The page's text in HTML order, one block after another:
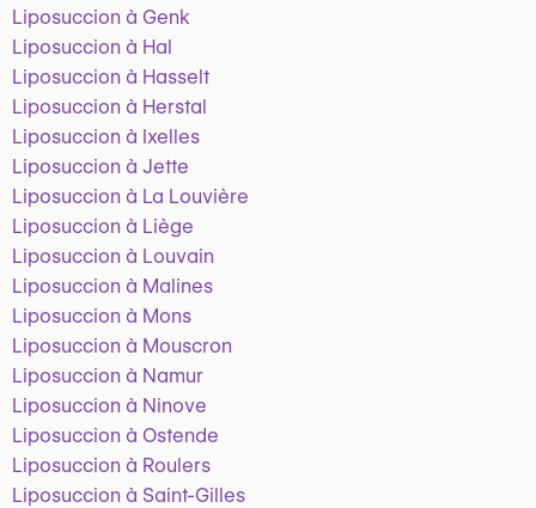
Liposuccion à Genk
Liposuccion à Hal
Liposuccion à Hasselt
Liposuccion à Herstal
Liposuccion à Ixelles
Liposuccion à Jette
Liposuccion à La Louvière
Liposuccion à Liège
Liposuccion à Louvain
Liposuccion à Malines
Liposuccion à Mons
Liposuccion à Mouscron
Liposuccion à Namur
Liposuccion à Ninove
Liposuccion à Ostende
Liposuccion à Roulers
Liposuccion à Saint-Gilles